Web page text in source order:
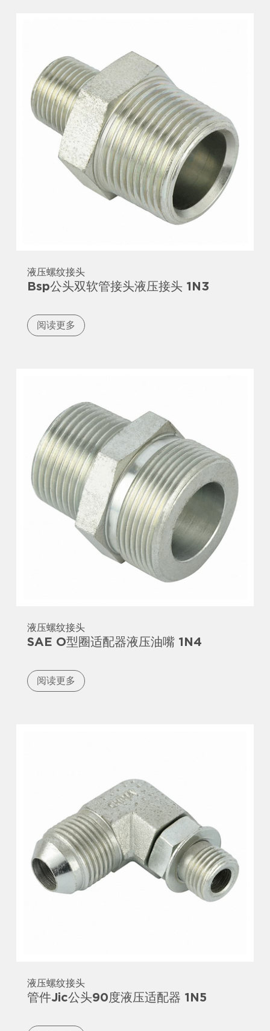
液压螺纹接头
Bsp公头双软管接头液压接头 1N3
阅读更多
液压螺纹接头
SAE O型圈适配器液压油嘴 1N4
阅读更多
液压螺纹接头
管件Jic公头90度液压适配器 1N5